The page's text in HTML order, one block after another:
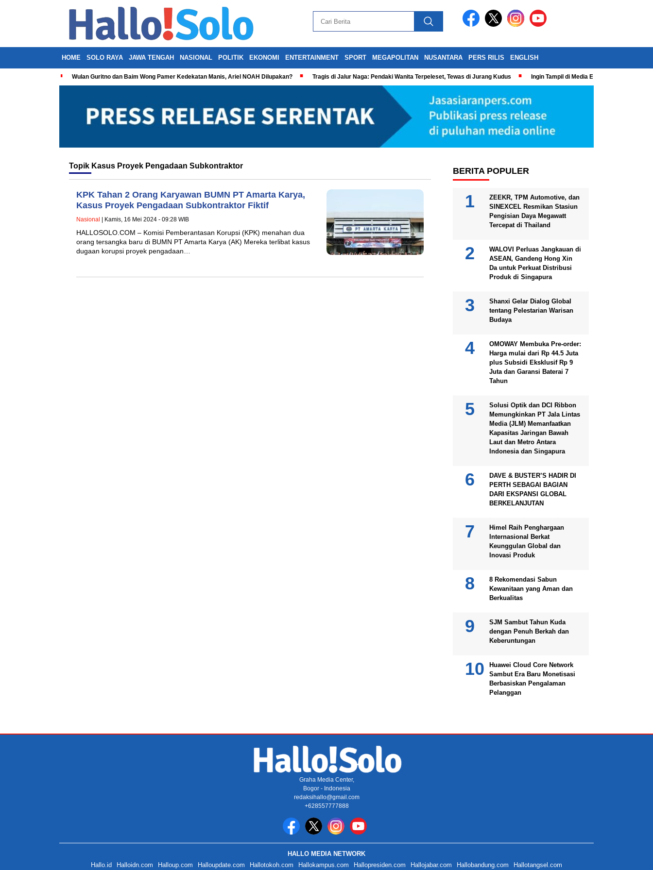
HOME SOLO RAYA JAWA TENGAH NASIONAL POLITIK EKONOMI ENTERTAINMENT SPORT MEGAPOLITAN NUSANTARA PERS RILIS ENGLISH
Wulan Guritno dan Baim Wong Pamer Kedekatan Manis, Ariel NOAH Dilupakan? Tragis di Jalur Naga: Pendaki Wanita Terpeleset, Tewas di Jurang Kudus Ingin Tampil di Media Ekonomi dan Bisnis
Topik Kasus Proyek Pengadaan Subkontraktor
KPK Tahan 2 Orang Karyawan BUMN PT Amarta Karya,
Kasus Proyek Pengadaan Subkontraktor Fiktif
Nasional | Kamis, 16 Mei 2024 - 09:28 WIB
HALLOSOLO.COM – Komisi Pemberantasan Korupsi (KPK) menahan dua
orang tersangka baru di BUMN PT Amarta Karya (AK) Mereka terlibat kasus
dugaan korupsi proyek pengadaan…
BERITA POPULER
ZEEKR, TPM Automotive, dan
SINEXCEL Resmikan Stasiun
Pengisian Daya Megawatt
Tercepat di Thailand
WALOVI Perluas Jangkauan di
ASEAN, Gandeng Hong Xin
Da untuk Perkuat Distribusi
Produk di Singapura
Shanxi Gelar Dialog Global
tentang Pelestarian Warisan
Budaya
OMOWAY Membuka Pre-order:
Harga mulai dari Rp 44.5 Juta
plus Subsidi Eksklusif Rp 9
Juta dan Garansi Baterai 7
Tahun
Solusi Optik dan DCI Ribbon
Memungkinkan PT Jala Lintas
Media (JLM) Memanfaatkan
Kapasitas Jaringan Bawah
Laut dan Metro Antara
Indonesia dan Singapura
DAVE & BUSTER’S HADIR DI
PERTH SEBAGAI BAGIAN
DARI EKSPANSI GLOBAL
BERKELANJUTAN
Himel Raih Penghargaan
Internasional Berkat
Keunggulan Global dan
Inovasi Produk
8 Rekomendasi Sabun
Kewanitaan yang Aman dan
Berkualitas
SJM Sambut Tahun Kuda
dengan Penuh Berkah dan
Keberuntungan
Huawei Cloud Core Network
Sambut Era Baru Monetisasi
Berbasiskan Pengalaman
Pelanggan
Graha Media Center,
Bogor - Indonesia
redaksihallo@gmail.com
+628557777888
HALLO MEDIA NETWORK
Hallo.id
Halloidn.com Halloup.com Halloupdate.com Hallotokoh.com Hallokampus.com Hallopresiden.com Hallojabar.com Hallobandung.com Hallotangsel.com